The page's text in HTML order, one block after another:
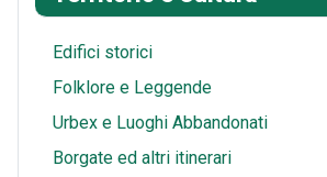
s
t
A
p
p
lr
e
Edifici storici
Folklore e Leggende
Urbex e Luoghi Abbandonati
Borgate ed altri itinerari